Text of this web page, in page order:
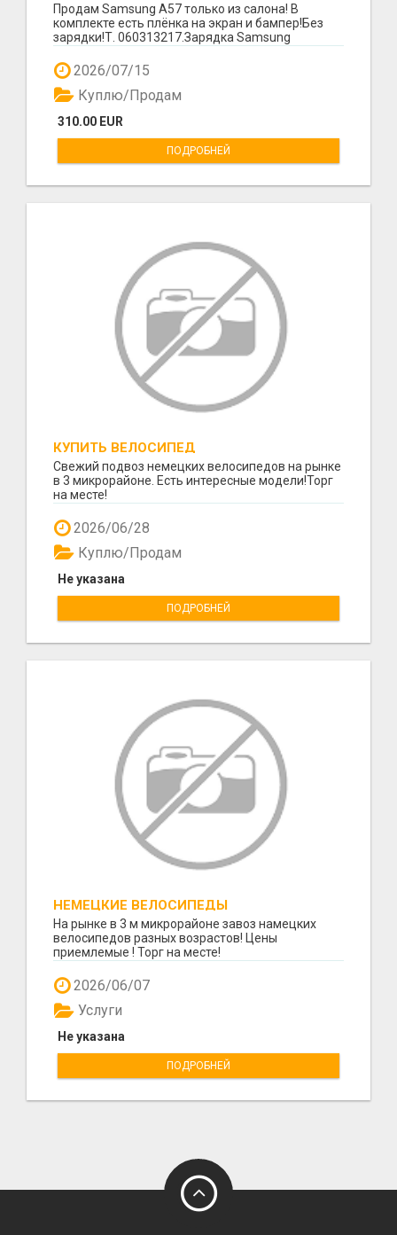
Продам Samsung A57 только из салона! В
комплекте есть плёнка на экран и бампер!Без
зарядки!Т. 060313217.Зарядка Samsung
отдельно 20евро если...
2026/07/15
310.00 EUR
Куплю/Продам
ПОДРОБНЕЙ
КУПИТЬ ВЕЛОСИПЕД
Свежий подвоз немецких велосипедов на рынке
в 3 микрорайоне. Есть интересные модели!Торг
на месте!
2026/06/28
Не указана
Куплю/Продам
ПОДРОБНЕЙ
НЕМЕЦКИЕ ВЕЛОСИПЕДЫ
На рынке в 3 м микрорайоне завоз намецких
велосипедов разных возрастов! Цены
приемлемые ! Торг на месте!
2026/06/07
Не указана
Услуги
ПОДРОБНЕЙ